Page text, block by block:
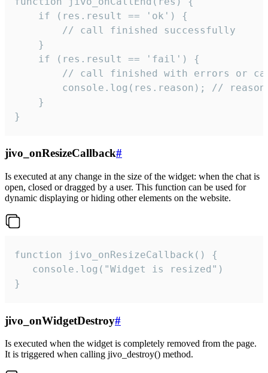
    if (res.result == 'ok') {
        // call finished successfully
    }
    if (res.result == 'fail') {
// call finished with errors or
console.log(res.reason); //
    }
}
jivo_onResizeCallback#
Is executed at any change in the size of the widget: when the chat is
open, closed or dragged by a user. This function can be used for
dynamic displaying or hiding other elements on the website.
function jivo_onResizeCallback() {
   console.log("Widget is resized")
}
jivo_onWidgetDestroy#
Is executed when the widget is completely removed from the page.
It is triggered when calling jivo_destroy() method.